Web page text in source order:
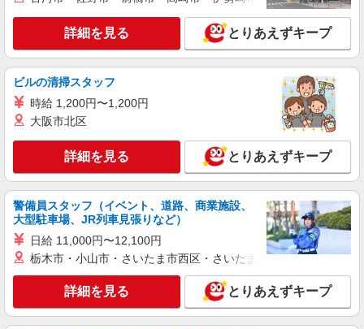
茨城県ひたちなか市／最寄駅：勝田駅 ≪車
通勤可≫ 隣接した無料駐車場あり♪
キープ 詳細を見る
パーソルテンプスタッフ株式会社 東関東コーディネートセンター
（水戸）/26-0583657
9月開始★［住宅展示場内の接客＆事務］時給
1350円★無料Pあり！！
時給1350円
茨城県ひたちなか市／最寄駅：阿字ケ浦駅
≪車通勤可≫ 敷地内無料駐車場あり♪
キープ 詳細を見る
パーソルテンプスタッフ株式会社 東関東コーディネートセンター
（水戸）/26-0451361
詳細を見る とりあえずキープ
ビルの清掃スタッフ
時給 1,200円〜1,200円
大阪市北区
詳細を見る とりあえずキープ
警備員スタッフ（イベント、道路、商業施設、
大型駐車場、JR列車見張りなど）
日給 11,000円〜12,100円
栃木市・小山市・さいたま市西区・さいたま市岩槻区・久喜市・
詳細を見る とりあえずキープ